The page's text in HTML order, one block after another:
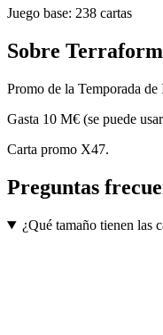
Juego base: 238 cartas
Sobre
Promo de la Temporada
Gasta 10 M€ (se puede
Carta promo X47.
Preguntas
¿Qué tamaño tienen las